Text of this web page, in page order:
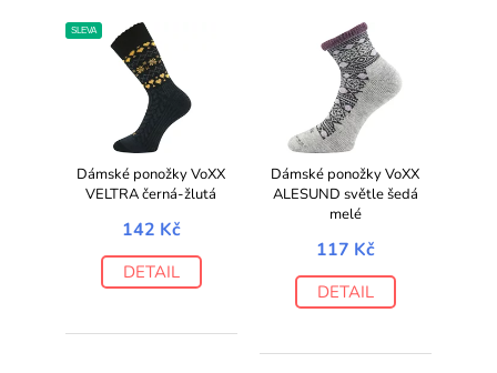
SLEVA
Dámské ponožky VoXX
VELTRA černá-žlutá
142 Kč
DETAIL
Dámské ponožky VoXX
ALESUND světle šedá
melé
117 Kč
DETAIL